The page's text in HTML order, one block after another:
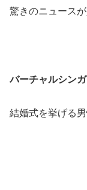
驚きのニュース
バーチャルシン
結婚式を挙げる